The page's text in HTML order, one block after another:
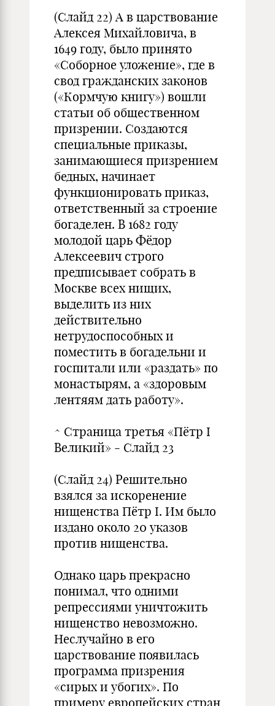
(Слайд 22) А в царствование
Алексея Михайловича, в
1649 году, было принято
«Соборное уложение», где в
свод гражданских законов
(«Кормчую книгу») вошли
статьи об общественном
призрении. Создаются
специальные приказы,
занимающиеся призрением
бедных, начинает
функционировать приказ,
ответственный за строение
богаделен. В 1682 году
молодой царь Фёдор
Алексеевич строго
предписывает собрать в
Москве всех нищих,
выделить из них
действительно
нетрудоспособных и
поместить в богадельни и
госпитали или «раздать» по
монастырям, а «здоровым
лентяям дать работу».
^ Страница третья «Пётр I
Великий» - Слайд 23
(Слайд 24) Решительно
взялся за искоренение
нищенства Пётр I. Им было
издано около 20 указов
против нищенства.
Однако царь прекрасно
понимал, что одними
репрессиями уничтожить
нищенство невозможно.
Неслучайно в его
царствование появилась
программа призрения
«сирых и убогих». По
примеру европейских стран